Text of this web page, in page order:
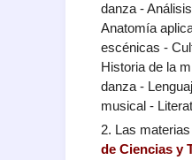
danza -
Anatomía
escénicas -
Historia de la
danza -
musical -
2. Las
de Ciencias y